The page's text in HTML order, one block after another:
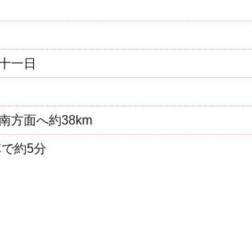
一日
方面へ約38km
約5分